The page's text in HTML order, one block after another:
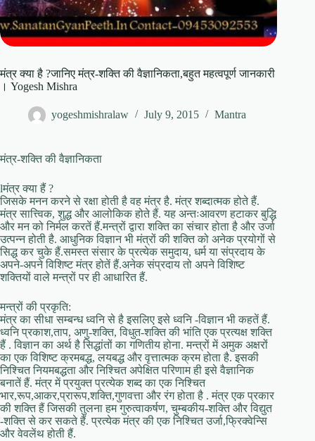
मंत्र क्या है ?जानिए मंत्र-शक्ति की वैज्ञानिकता,बहुत महत्वपूर्ण जानकारी
। Yogesh Mishra
yogeshmishralaw July 9, 2015 Mantra
मंत्र-शक्ति की वैज्ञानिकता
lमंत्र क्या हैं ?
जिसके मनन करने से रक्षा होती है वह मंत्र है. मंत्र शब्दात्मक होते हैं.
मंत्र सात्त्विक, शुद्ध और आलोकिक होते हैं. यह अन्तःआवरण हटाकर बुद्धि
और मन को निर्मल करतें हैं.मन्त्रों द्वारा शक्ति का संचार होता है और उर्जा
उत्पन्न होती है. आधुनिक विज्ञान भी मंत्रों की शक्ति को अनेक प्रयोगों से
सिद्ध कर चुके हैं.समस्त संसार के प्रत्येक समुदाय, धर्म या संप्रदाय के
अपने-अपने विशिष्ट मंत्र होतें हैं.अनेक संप्रदाय तो अपने विशिष्ट
शक्तियों वाले मन्त्रों पर ही आधारित हैं.
मन्त्रों की प्रकृति:
मंत्र का सीधा सम्बन्ध ध्वनि से है इसलिए इसे ध्वनि -विज्ञान भी कहतें हैं.
ध्वनि प्रकाश,ताप, अणु-शक्ति, विधुत-शक्ति की भांति एक प्रत्यक्ष शक्ति
हैं . विज्ञान का अर्थ है सिद्धांतों का गणितीय होना. मन्त्रों में अमुक अक्षरों
का एक विशिष्ट क्रमबद्ध, लयबद्ध और वृत्तात्मक क्रम होता है. इसकी
निश्चित नियमबद्धता और निश्चित अपेक्षित परिणाम ही इसे वैज्ञानिक
बनातें हैं. मंत्र में प्रयुक्त प्रत्येक शब्द का एक निश्चित
भार,रूप,आकर,प्रारूप,शक्ति,गुणवत्ता और रंग होता है . मंत्र एक प्रकार
की शक्ति हैं जिसकी तुलना हम गुरुत्वाकर्षण, चुम्बकीय-शक्ति और विद्युत
-शक्ति से कर सकते हैं. प्रत्येक मंत्र की एक निश्चित उर्जा,फ्रिक्वेन्सि
और वेवलेंथ होती हैं.